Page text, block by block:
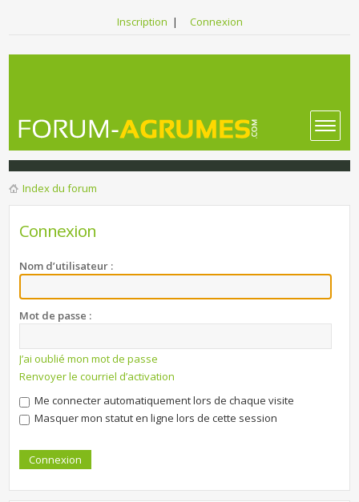
Inscription | Connexion
Index du forum
Connexion
Nom d’utilisateur :
Mot de passe :
J’ai oublié mon mot de passe
Renvoyer le courriel d’activation
Me connecter automatiquement lors de chaque visite
Masquer mon statut en ligne lors de cette session